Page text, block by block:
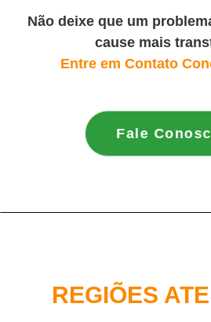
Não deixe que um
cause mais
Entre em Contato
Fale
REGIÕES